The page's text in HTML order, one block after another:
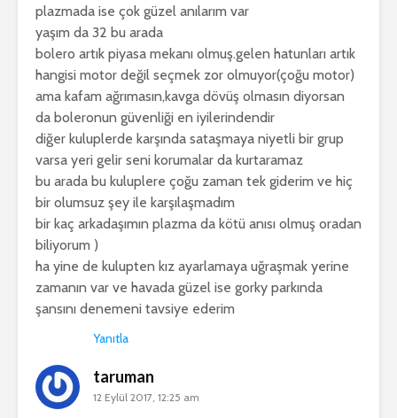
plazmada ise çok güzel anılarım var
yaşım da 32 bu arada
bolero artık piyasa mekanı olmuş.gelen hatunları artık
hangisi motor değil seçmek zor olmuyor(çoğu motor)
ama kafam ağrımasın,kavga dövüş olmasın diyorsan
da boleronun güvenliği en iyilerindendir
diğer kuluplerde karşında sataşmaya niyetli bir grup
varsa yeri gelir seni korumalar da kurtaramaz
bu arada bu kuluplere çoğu zaman tek giderim ve hiç
bir olumsuz şey ile karşılaşmadım
bir kaç arkadaşımın plazma da kötü anısı olmuş oradan
biliyorum )
ha yine de kulupten kız ayarlamaya uğraşmak yerine
zamanın var ve havada güzel ise gorky parkında
şansını denemeni tavsiye ederim
Yanıtla
taruman
12 Eylül 2017, 12:25 am